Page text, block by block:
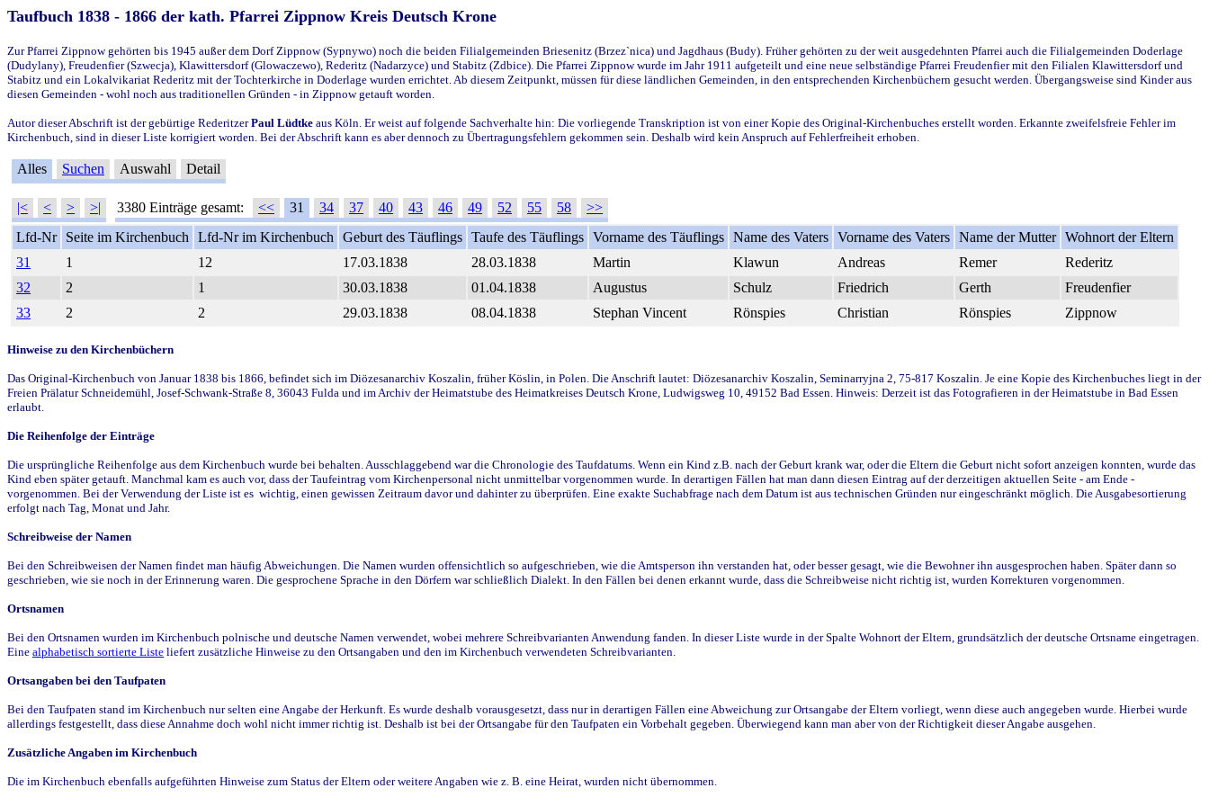
Taufbuch 1838 - 1866 der kath. Pfarrei Zippnow Kreis Deutsch Krone
Zur Pfarrei Zippnow gehörten bis 1945 außer dem Dorf Zippnow (Sypnywo) noch die beiden Filialgemeinden Briesenitz (Brzez`nica) und Jagdhaus (Budy). Früher gehörten zu der weit ausgedehnten Pfarrei auch die Filialgemeinden Doderlage
(Dudylany), Freudenfier (Szwecja), Klawittersdorf (Glowaczewo), Rederitz (Nadarzyce) und Stabitz (Zdbice). Die Pfarrei Zippnow wurde im Jahr 1911 aufgeteilt und eine neue selbständige Pfarrei Freudenfier mit den Filialen Klawittersdorf und
Stabitz und ein Lokalvikariat Rederitz mit der Tochterkirche in Doderlage wurden errichtet. Ab diesem Zeitpunkt, müssen für diese ländlichen Gemeinden, in den entsprechenden Kirchenbüchern gesucht werden. Übergangsweise sind Kinder aus
diesen Gemeinden - wohl noch aus traditionellen Gründen - in Zippnow getauft worden.
Autor dieser Abschrift ist der gebürtige RederitzerPaul Lüdtke aus Köln. Er weist auf folgende Sachverhalte hin: Die vorliegende Transkription ist von einer Kopie des Original-Kirchenbuches erstellt worden. Erkannte zweifelsfreie Fehler im
Kirchenbuch, sind in dieser Liste korrigiert worden. Bei der Abschrift kann es aber dennoch zu Übertragungsfehlern gekommen sein. Deshalb wird kein Anspruch auf Fehlerfreiheit erhoben.
Alles Suchen Auswahl Detail
|< < > >| 3380 Einträge gesamt: << 31 34 37 40 43 46 49 52 55 58
>>
Lfd-Nr
Seite im Kirchenbuch Lfd-Nr im Kirchenbuch Geburt des Täuflings Taufe des Täuflings Vorname des Täuflings Name des Vaters Vorname des Vaters Name der Mutter Wohnort der Eltern
31
1 12 17.03.1838 28.03.1838 Martin Klawun Andreas Remer
Rederitz
32
2 1 30.03.1838 01.04.1838 Augustus Schulz Friedrich Gerth
Freudenfier
33
2 2 29.03.1838 08.04.1838 Stephan Vincent Rönspies Christian Rönspies Zippnow
Hinweise zu den Kirchenbüchern
Das Original-Kirchenbuch von Januar 1838 bis 1866, befindet sich im Diözesanarchiv Koszalin, früher Köslin, in Polen. Die Anschrift lautet: Diözesanarchiv Koszalin, Seminarryjna 2, 75-817 Koszalin. Je eine Kopie des Kirchenbuches liegt in der
Freien Prälatur Schneidemühl, Josef-Schwank-Straße 8, 36043 Fulda und im Archiv der Heimatstube des Heimatkreises Deutsch Krone, Ludwigsweg 10, 49152 Bad Essen. Hinweis: Derzeit ist das Fotografieren in der Heimatstube in Bad Essen
erlaubt.
Die Reihenfolge der Einträge
Die ursprüngliche Reihenfolge aus dem Kirchenbuch wurde bei behalten. Ausschlaggebend war die Chronologie des Taufdatums. Wenn ein Kind z.B. nach der Geburt krank war, oder die Eltern die Geburt nicht sofort anzeigen konnten, wurde das
Kind eben später getauft. Manchmal kam es auch vor, dass der Taufeintrag vom Kirchenpersonal nicht unmittelbar vorgenommen wurde. In derartigen Fällen hat man dann diesen Eintrag auf der derzeitigen aktuellen Seite - am Ende -
vorgenommen. Bei der Verwendung der Liste ist es wichtig, einen gewissen Zeitraum davor und dahinter zu überprüfen. Eine exakte Suchabfrage nach dem Datum ist aus technischen Gründen nur eingeschränkt möglich. Die Ausgabesortierung
erfolgt nach Tag, Monat und Jahr.
Schreibweise der Namen
Bei den Schreibweisen der Namen findet man häufig Abweichungen. Die Namen wurden offensichtlich so aufgeschrieben, wie die Amtsperson ihn verstanden hat, oder besser gesagt, wie die Bewohner ihn ausgesprochen haben. Später dann so
geschrieben, wie sie noch in der Erinnerung waren. Die gesprochene Sprache in den Dörfern war schließlich Dialekt. In den Fällen bei denen erkannt wurde, dass die Schreibweise nicht richtig ist, wurden Korrekturen vorgenommen.
Ortsnamen
Bei den Ortsnamen wurden im Kirchenbuch polnische und deutsche Namen verwendet, wobei mehrere Schreibvarianten Anwendung fanden. In dieser Liste wurde in der Spalte Wohnort der Eltern, grundsätzlich der deutsche Ortsname eingetragen.
Eine alphabetisch sortierte Liste liefert zusätzliche Hinweise zu den Ortsangaben und den im Kirchenbuch verwendeten Schreibvarianten.
Ortsangaben bei den Taufpaten
Bei den Taufpaten stand im Kirchenbuch nur selten eine Angabe der Herkunft. Es wurde deshalb vorausgesetzt, dass nur in derartigen Fällen eine Abweichung zur Ortsangabe der Eltern vorliegt, wenn diese auch angegeben wurde. Hierbei wurde
allerdings festgestellt, dass diese Annahme doch wohl nicht immer richtig ist. Deshalb ist bei der Ortsangabe für den Taufpaten ein Vorbehalt gegeben. Überwiegend kann man aber von der Richtigkeit dieser Angabe ausgehen.
Zusätzliche Angaben im Kirchenbuch
Die im Kirchenbuch ebenfalls aufgeführten Hinweise zum Status der Eltern oder weitere Angaben wie z. B. eine Heirat, wurden nicht übernommen.